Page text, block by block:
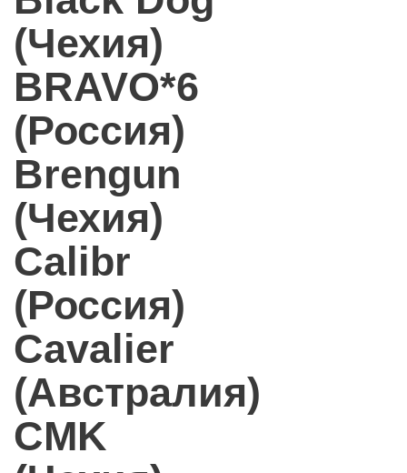
(Чехия)
BRAVO*6
(Россия)
Brengun
(Чехия)
Calibr
(Россия)
Cavalier
(Австралия)
CMK